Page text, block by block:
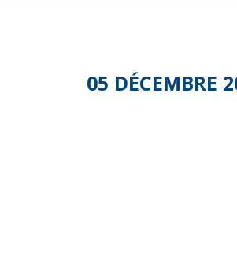
05 DÉCEMBRE